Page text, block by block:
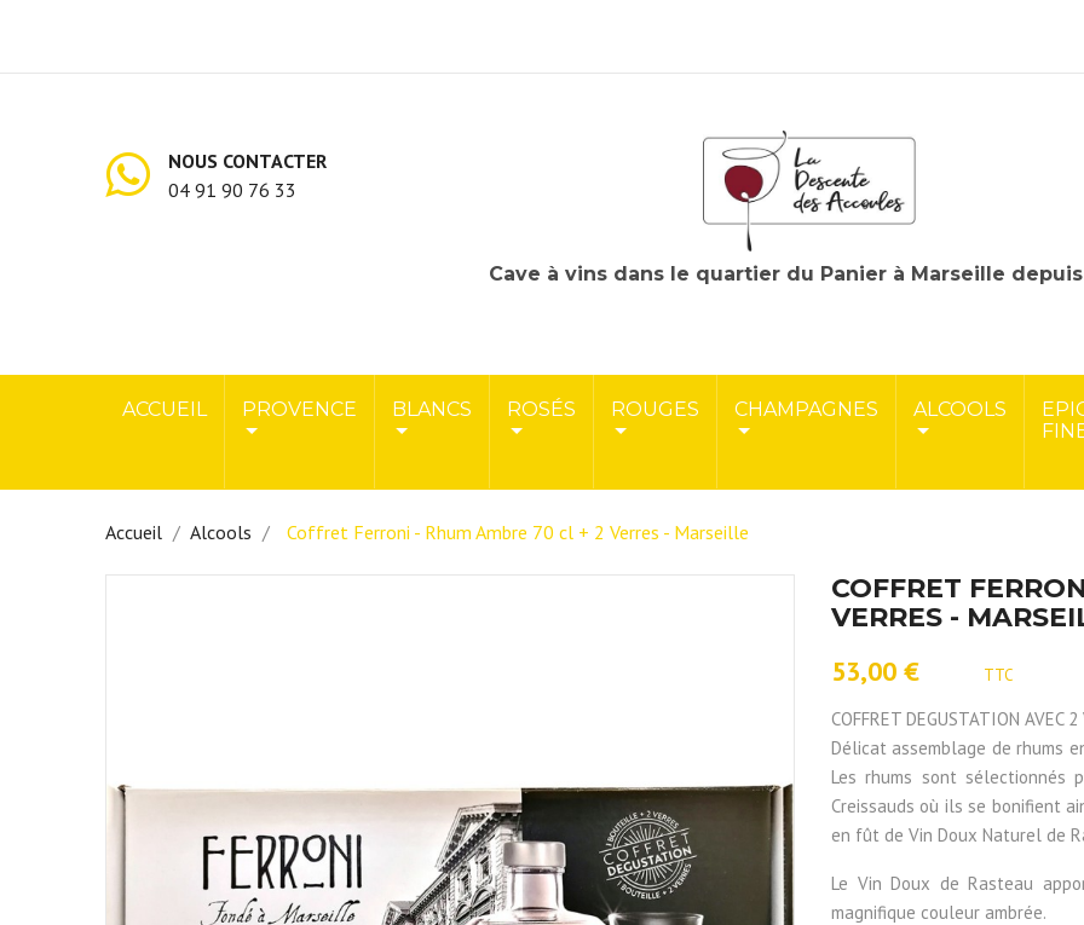
NOUS CONTACTER
04 91 90 76 33
Cave à vins dans le quartier du Panier à Marseille depuis
ACCUEIL PROVENCE BLANCS ROSÉS ROUGES CHAMPAGNES ALCOOLS
Accueil Alcools Coffret Ferroni - Rhum Ambre 70 cl + 2 Verres - Marseille
COFFRET
VERRES -
53,00 € TTC
COFFRET DEGUSTATION AVEC 2
Délicat assemblage de rhums
Les rhums sont sélectionnés
Creissauds où ils se bonifient
en fût de Vin Doux Naturel de
Le Vin Doux de Rasteau
magnifique couleur ambrée.